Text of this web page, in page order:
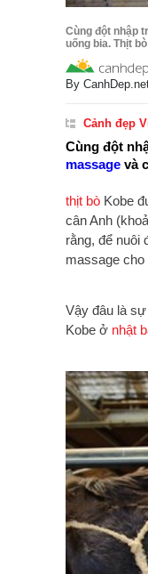
Cùng đột nhập
uống bia. Thịt
By
Cảnh đẹp
Cùng đột
massage và
thịt bò Kobe
cân Anh
rằng, để nuôi
massage cho
Vậy đâu là
Kobe ở nhật